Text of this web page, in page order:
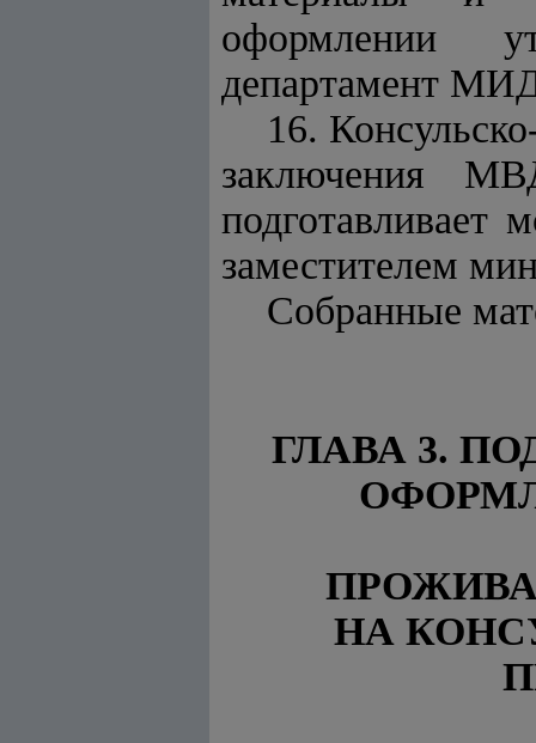
оформлении
департамент
16.
заключения
подготавливает
заместителем
Собранные
ГЛАВА 3.
НА